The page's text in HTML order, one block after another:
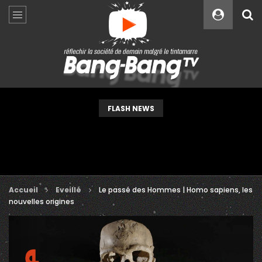
FLASH NEWS
Accueil Eveillé
Le passé des Hommes | Homo sapiens, les
nouvelles origines
Custom Amount
VEUILLEZ PATIENTER...